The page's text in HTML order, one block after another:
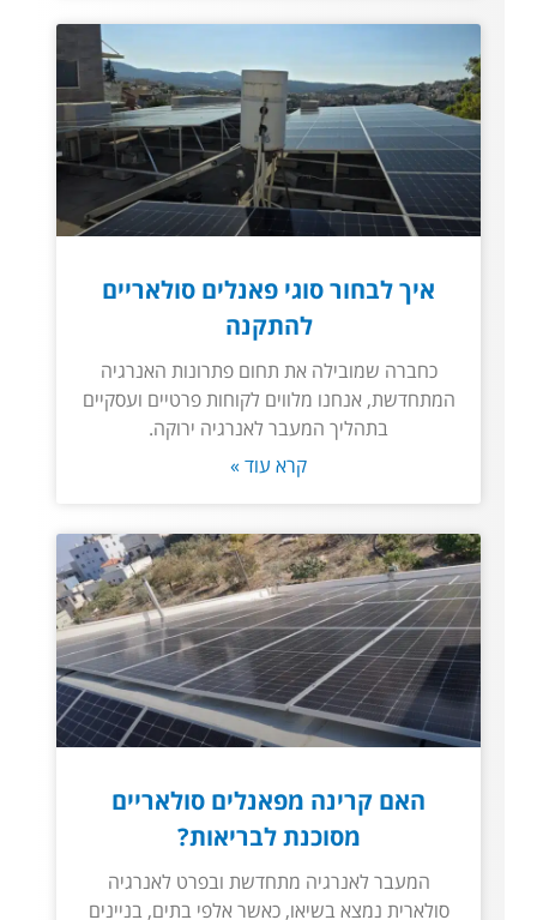
איך לבחור סוגי פאנלים סולאריים
להתקנה
כחברה שמובילה את תחום פתרונות האנרגיה
המתחדשת, אנחנו מלווים לקוחות פרטיים ועסקיים
בתהליך המעבר לאנרגיה ירוקה.
קרא עוד »
האם קרינה מפאנלים סולאריים
מסוכנת לבריאות?
המעבר לאנרגיה מתחדשת ובפרט לאנרגיה
סולארית נמצא בשיאו, כאשר אלפי בתים, בניינים